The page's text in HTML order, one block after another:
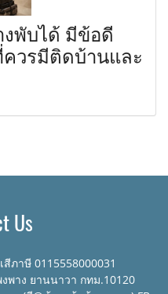
งพับได้ มีข้อดี
ควรมีติดบ้านและ
Us
ภาษี 0115558000031
พาง ยานนาวา กทม.10120